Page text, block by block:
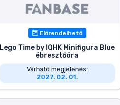
Előrendelhető
Lego Time by IQHK Minifigura Blue
ébresztőóra
Várható megjelenés:
2027. 02. 01.